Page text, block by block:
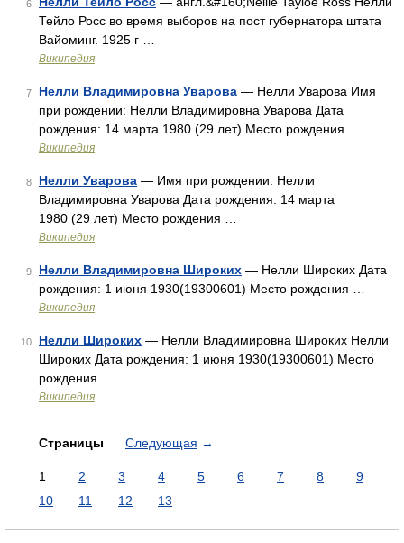
6
Тейло Росс во время выборов на пост губернатора штата
Вайоминг. 1925 г …
Википедия
7 Нелли Владимировна Уварова — Нелли Уварова Имя
при рождении: Нелли Владимировна Уварова Дата
рождения: 14 марта 1980 (29 лет) Место рождения …
Википедия
8 Нелли Уварова — Имя при рождении: Нелли
Владимировна Уварова Дата рождения: 14 марта
1980 (29 лет) Место рождения …
Википедия
9 Нелли Владимировна Широких — Нелли Широких Дата
рождения: 1 июня 1930(19300601) Место рождения …
Википедия
10 Нелли Широких — Нелли Владимировна Широких Нелли
Широких Дата рождения: 1 июня 1930(19300601) Место
рождения …
Википедия
Страницы Следующая →
1 2 3 4 5 6 7 8
9
10
11 12 13